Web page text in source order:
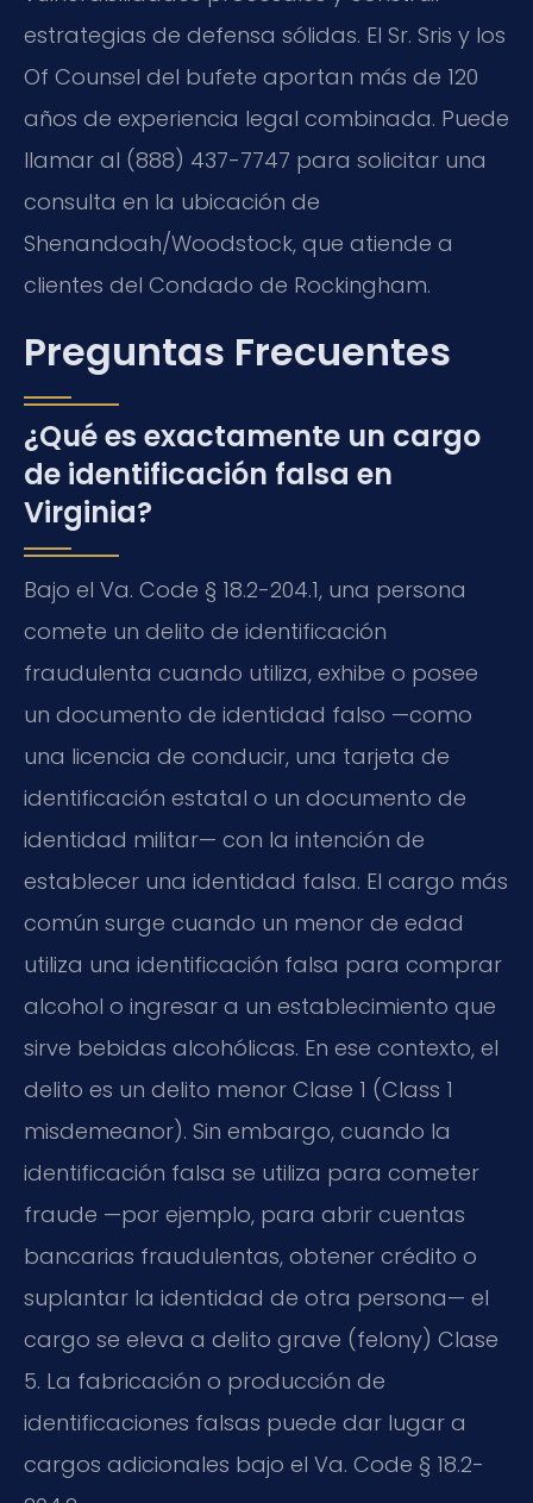
estrategias de defensa sólidas. El Sr. Sris y los
Of Counsel del bufete aportan más de 120
años de experiencia legal combinada. Puede
llamar al (888) 437-7747 para solicitar una
consulta en la ubicación de
Shenandoah/Woodstock, que atiende a
clientes del Condado de Rockingham.
Preguntas Frecuentes
¿Qué es exactamente un cargo
de identificación falsa en
Virginia?
Bajo el Va. Code § 18.2-204.1, una persona
comete un delito de identificación
fraudulenta cuando utiliza, exhibe o posee
un documento de identidad falso —como
una licencia de conducir, una tarjeta de
identificación estatal o un documento de
identidad militar— con la intención de
establecer una identidad falsa. El cargo más
común surge cuando un menor de edad
utiliza una identificación falsa para comprar
alcohol o ingresar a un establecimiento que
sirve bebidas alcohólicas. En ese contexto, el
delito es un delito menor Clase 1 (Class 1
misdemeanor). Sin embargo, cuando la
identificación falsa se utiliza para cometer
fraude —por ejemplo, para abrir cuentas
bancarias fraudulentas, obtener crédito o
suplantar la identidad de otra persona— el
cargo se eleva a delito grave (felony) Clase
5. La fabricación o producción de
identificaciones falsas puede dar lugar a
cargos adicionales bajo el Va. Code § 18.2-